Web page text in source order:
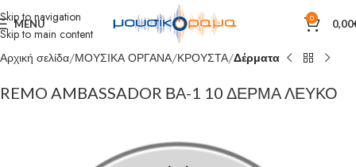
Skip to navigation
Skip to main content
MENU 0 0,00
Αρχική σελίδα ΜΟΥΣΙΚΑ ΟΡΓΑΝΑ ΚΡΟΥΣΤΑ Δέρματα
REMO AMBASSADOR ΒΑ-1 10 ΔΕΡΜΑ ΛΕΥΚΟ